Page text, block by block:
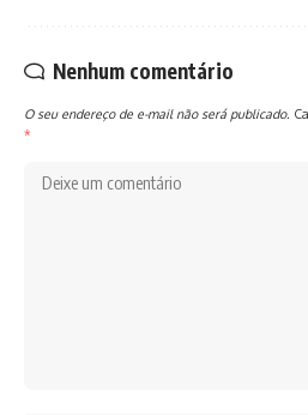
Nenhum comentário
O seu endereço de e-mail não será publicado.
*